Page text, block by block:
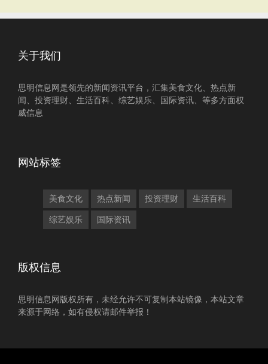
关于我们
思明信息网是领先的新闻资讯平台，汇集美食文化、热点新
闻、投资理财、生活百科、综艺娱乐、国际资讯、等多方面权
威信息
网站标签
美食文化 热点新闻 投资理财 生活百科
综艺娱乐 国际资讯
版权信息
思明信息网版权所有，未经允许不可复制本站镜像，本站文章
来源于网络，如有侵权请邮件举报！